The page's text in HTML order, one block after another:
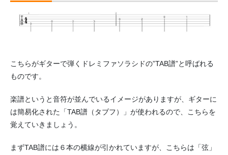
こちらがギターで弾くドレミファソラシドの”TAB譜”と呼ばれる
ものです。
楽譜というと音符が並んでいるイメージがありますが、ギターに
は簡易化された「TAB譜（タブフ）」が使われるので、こちらを
覚えていきましょう。
まずTAB譜には６本の横線が引かれていますが、こちらは「弦」